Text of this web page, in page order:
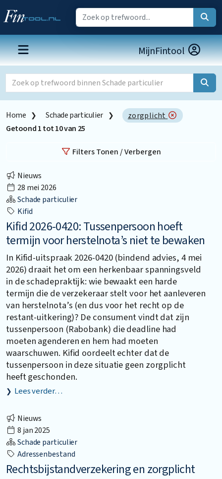
MijnFintool
Home Schade particulier
zorgplicht
Getoond1tot10van 25
Filters Tonen / Verbergen
Nieuws
28 mei 2026
Schade particulier
Kifid
Kifid 2026-0420: Tussenpersoon hoeft
termijn voor herstelnota’s niet te bewaken
In Kifid-uitspraak 2026-0420 (bindend advies, 4 mei
2026) draait het om een herkenbaar spanningsveld
in de schadepraktijk: wie bewaakt een harde
termijn die de verzekeraar stelt voor het aanleveren
van herstelnota’s (en dus voor het recht op de
restant-uitkering)? De consument vindt dat zijn
tussenpersoon (Rabobank) die deadline had
moeten agenderen en hem had moeten
waarschuwen. Kifid oordeelt echter dat de
tussenpersoon in deze situatie geen zorgplicht
heeft geschonden.
Lees verder…
Nieuws
8 jan 2025
Schade particulier
Adressenbestand
Rechtsbijstandverzekering en zorgplicht